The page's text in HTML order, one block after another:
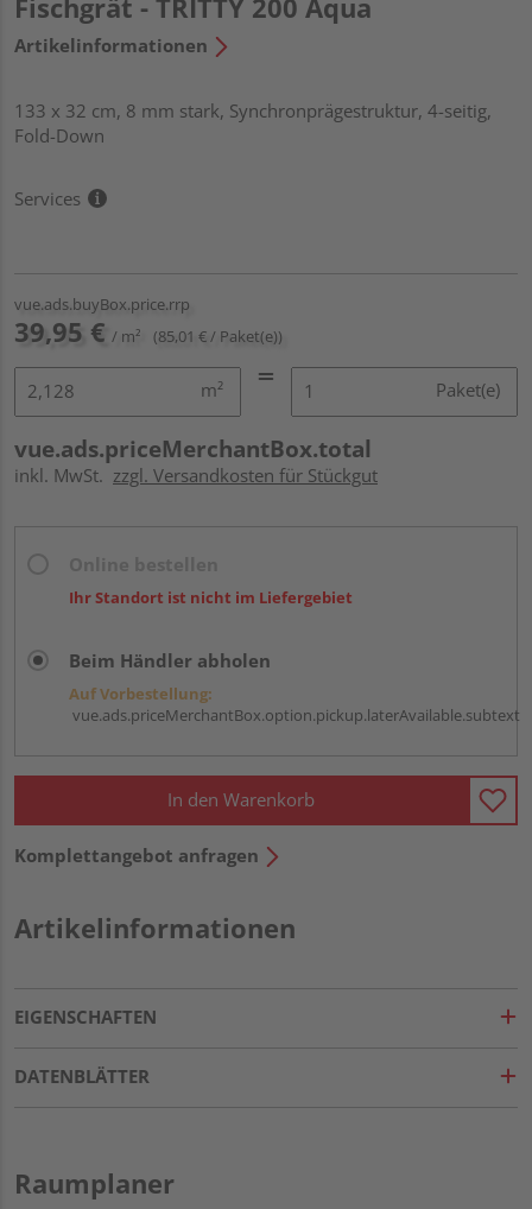
Artikelinformationen
133 x 32 cm, 8 mm stark, Synchronprägestruktur, 4-seitig,
Fold-Down
Services
vue.ads.buyBox.price.rrp
39,95 € / m² (85,01 € / Paket(e))
m² Paket(e)
vue.ads.priceMerchantBox.total
inkl. MwSt. zzgl. Versandkosten für Stückgut
Ihr Standort ist nicht im Liefergebiet
Beim Händler abholen
Auf Vorbestellung:
vue.ads.priceMerchantBox.option.pickup.laterAvailable.subtext
In den Warenkorb
Komplettangebot anfragen
Artikelinformationen
EIGENSCHAFTEN
DATENBLÄTTER
Raumplaner